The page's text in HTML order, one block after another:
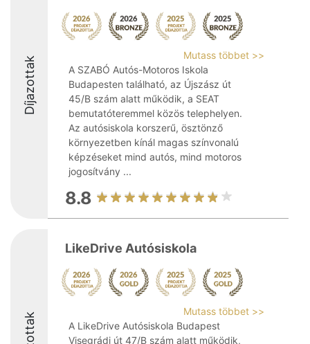
Díjazottak
Mutass többet >>
A SZABÓ Autós-Motoros Iskola
Budapesten található, az Újszász út
45/B szám alatt működik, a SEAT
bemutatóteremmel közös telephelyen.
Az autósiskola korszerű, ösztönző
környezetben kínál magas színvonalú
képzéseket mind autós, mind motoros
jogosítvány ...
8.8
LikeDrive Autósiskola
Mutass többet >>
A LikeDrive Autósiskola Budapest
Visegrádi út 47/B szám alatt működik,